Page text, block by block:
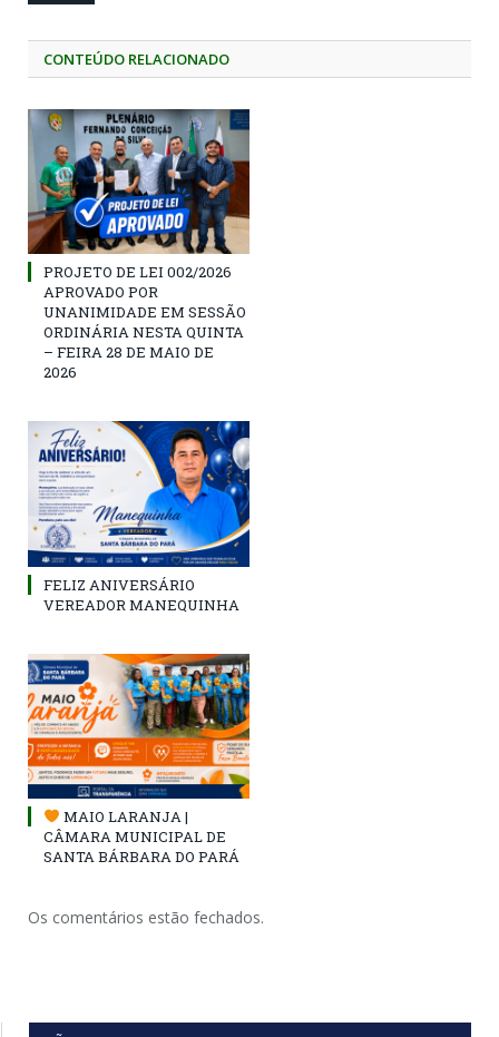
CONTEÚDO RELACIONADO
PROJETO DE LEI 002/2026
APROVADO POR
UNANIMIDADE EM SESSÃO
ORDINÁRIA NESTA QUINTA
– FEIRA 28 DE MAIO DE
2026
FELIZ ANIVERSÁRIO
VEREADOR MANEQUINHA
MAIO LARANJA |
CÂMARA MUNICIPAL DE
SANTA BÁRBARA DO PARÁ
Os comentários estão fechados.